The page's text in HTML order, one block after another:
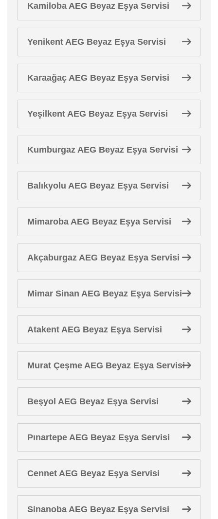
Kamiloba AEG Beyaz Eşya Servisi
Yenikent AEG Beyaz Eşya Servisi
Karaağaç AEG Beyaz Eşya Servisi
Yeşilkent AEG Beyaz Eşya Servisi
Kumburgaz AEG Beyaz Eşya Servisi
Balıkyolu AEG Beyaz Eşya Servisi
Mimaroba AEG Beyaz Eşya Servisi
Akçaburgaz AEG Beyaz Eşya Servisi
Mimar Sinan AEG Beyaz Eşya Servisi
Atakent AEG Beyaz Eşya Servisi
Murat Çeşme AEG Beyaz Eşya Servisi
Beşyol AEG Beyaz Eşya Servisi
Pınartepe AEG Beyaz Eşya Servisi
Cennet AEG Beyaz Eşya Servisi
Sinanoba AEG Beyaz Eşya Servisi